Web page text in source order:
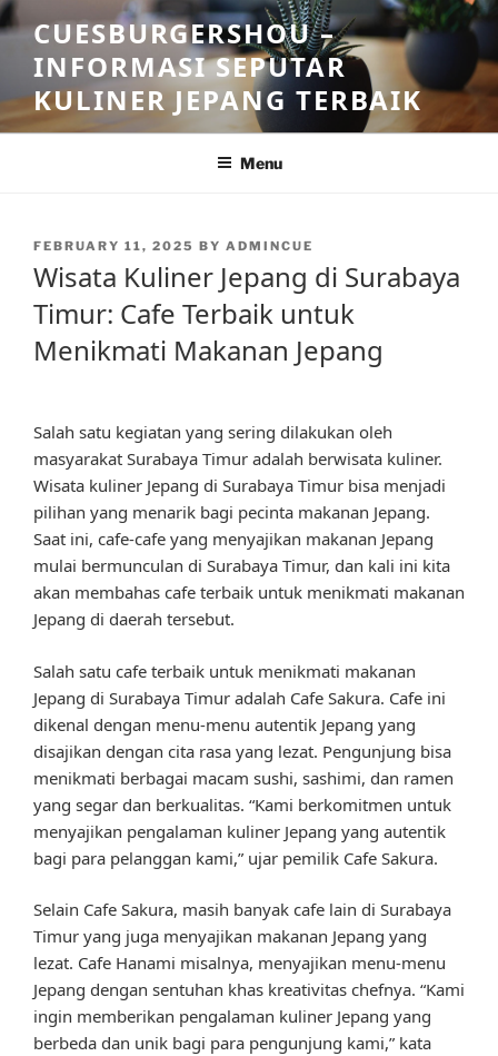
Skip
to
content
CUESBURGERSHOU –
INFORMASI SEPUTAR
KULINER JEPANG TERBAIK
Menu
POSTED
FEBRUARY 11, 2025 BY ADMINCUE
Wisata Kuliner Jepang di Surabaya
Timur: Cafe Terbaik untuk
Menikmati Makanan Jepang
Salah satu kegiatan yang sering dilakukan oleh
masyarakat Surabaya Timur adalah berwisata kuliner.
Wisata kuliner Jepang di Surabaya Timur bisa menjadi
pilihan yang menarik bagi pecinta makanan Jepang.
Saat ini, cafe-cafe yang menyajikan makanan Jepang
mulai bermunculan di Surabaya Timur, dan kali ini kita
akan membahas cafe terbaik untuk menikmati makanan
Jepang di daerah tersebut.
Salah satu cafe terbaik untuk menikmati makanan
Jepang di Surabaya Timur adalah Cafe Sakura. Cafe ini
dikenal dengan menu-menu autentik Jepang yang
disajikan dengan cita rasa yang lezat. Pengunjung bisa
menikmati berbagai macam sushi, sashimi, dan ramen
yang segar dan berkualitas. “Kami berkomitmen untuk
menyajikan pengalaman kuliner Jepang yang autentik
bagi para pelanggan kami,” ujar pemilik Cafe Sakura.
Selain Cafe Sakura, masih banyak cafe lain di Surabaya
Timur yang juga menyajikan makanan Jepang yang
lezat. Cafe Hanami misalnya, menyajikan menu-menu
Jepang dengan sentuhan khas kreativitas chefnya. “Kami
ingin memberikan pengalaman kuliner Jepang yang
berbeda dan unik bagi para pengunjung kami,” kata